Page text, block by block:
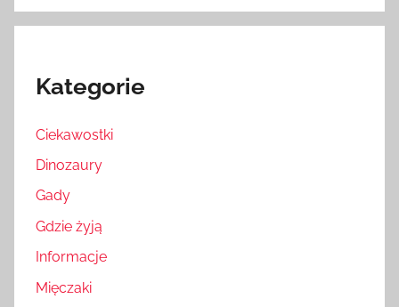
Kategorie
Ciekawostki
Dinozaury
Gady
Gdzie żyją
Informacje
Mięczaki